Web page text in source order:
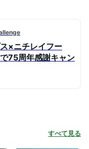
×ニチレイフー
75周年感謝キャン
すべて見る